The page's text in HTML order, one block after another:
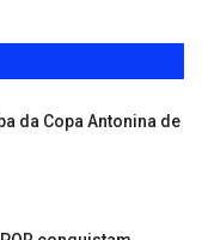
da Copa Antonina de